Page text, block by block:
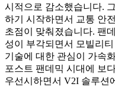
시적으로 감소했습니다.
하기 시작하면서 교통 안
초점이 맞춰졌습니다. 팬
성이 부각되면서 모빌리
기술에 대한 관심이 가속
포스트 팬데믹 시대에 보
우선시하면서 V2I 솔루션